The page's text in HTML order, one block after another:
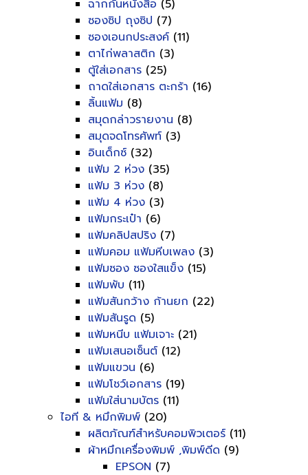
ฉากกั้นหนังสือ (5)
ซองซิป ถุงซิป (7)
ซองเอนกประสงค์ (11)
ตาไก่พลาสติก (3)
ตู้ใส่เอกสาร (25)
ถาดใส่เอกสาร ตะกร้า (16)
ลิ้นแฟ้ม (8)
สมุดกล่าวรายงาน (8)
สมุดจดโทรศัพท์ (3)
อินเด็กซ์ (32)
แฟ้ม 2 ห่วง (35)
แฟ้ม 3 ห่วง (8)
แฟ้ม 4 ห่วง (3)
แฟ้มกระเป๋า (6)
แฟ้มคลิปสปริง (7)
แฟ้มคอม แฟ้มหีบเพลง (3)
แฟ้มซอง ซองใสแข็ง (15)
แฟ้มพับ (11)
แฟ้มสันกว้าง ก้านยก (22)
แฟ้มสันรูด (5)
แฟ้มหนีบ แฟ้มเจาะ (21)
แฟ้มเสนอเซ็นต์ (12)
แฟ้มแขวน (6)
แฟ้มโชว์เอกสาร (19)
แฟ้มใส่นามบัตร (11)
ไอที & หมึกพิมพ์ (20)
ผลิตภัณฑ์สำหรับคอมพิวเตอร์ (11)
ผ้าหมึกเครื่องพิมพ์ ,พิมพ์ดีด (9)
EPSON (7)